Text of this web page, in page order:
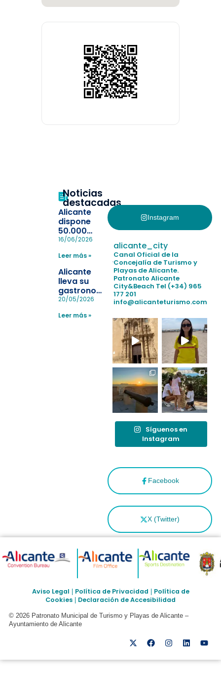
Noticias
destacadas
Alicante
dispone
50.000
pulseras
la
pérdida de niños
en las
playas y
realiza con
éxito un
simulacro de socorrismo
16/06/2026
Leer más »
Alicante
lleva su
gastronomía
a Madrid
reforzar el
20/05/2026
Leer más »
Instagram
Facebook
X (Twitter)
alicante_city
Canal Oficial de la
Concejalía de Turismo y
Playas de Alicante.
Patronato Alicante
City&Beach Tel (+34) 965
177 201
info@alicanteturismo.com
Síguenos en
Instagram
Aviso Legal Política de Privacidad
Política de
Cookies
Declaración de Accesibilidad
© 2026 Patronato Municipal de Turismo y Playas de Alicante –
Ayuntamiento de Alicante